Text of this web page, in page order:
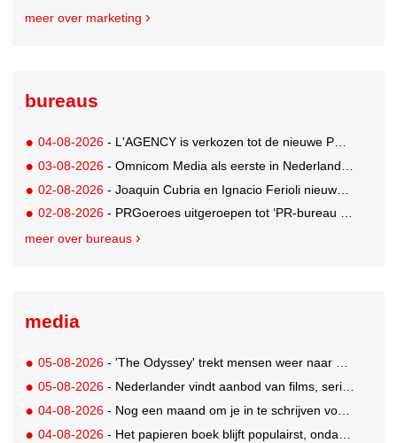
meer over marketing
bureaus
04-08-2026 - L'AGENCY is verkozen tot de nieuwe PR-partner van KoRo
03-08-2026 - Omnicom Media als eerste in Nederland actief met advertenties in ChatGPT
02-08-2026 - Joaquin Cubria en Ignacio Ferioli nieuwe Global CCO’s GUT, Renata Neumann Global Head of Production
02-08-2026 - PRGoeroes uitgeroepen tot ‘PR-bureau van het jaar 2026’
meer over bureaus
media
05-08-2026 - 'The Odyssey' trekt mensen weer naar de bioscoop
05-08-2026 - Nederlander vindt aanbod van films, series en sport vaak versnipperd
04-08-2026 - Nog een maand om je in te schrijven voor de Mercurs 2026
04-08-2026 - Het papieren boek blijft populairst, ondanks digitale alternatieven